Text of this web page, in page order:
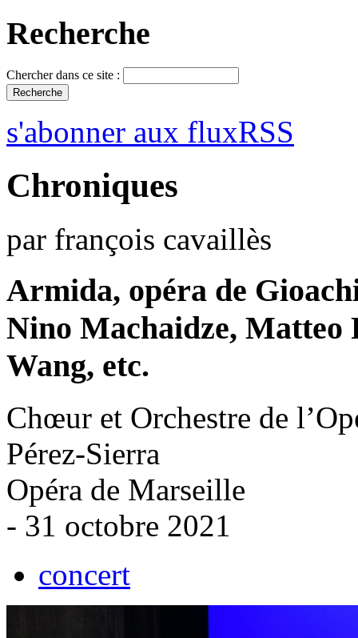
Recherche
Chercher dans ce site :
s'abonner aux fluxRSS
Chroniques
par françois cavaillès
Armida, opéra de
Nino Machaidze, Matteo
Wang, etc.
Chœur et Orchestre de
Pérez-Sierra
Opéra de Marseille
- 31 octobre 2021
concert